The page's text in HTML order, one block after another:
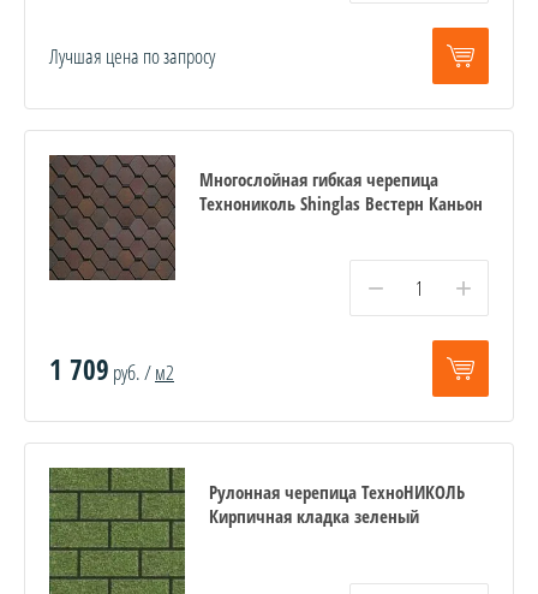
Лучшая цена по запросу
Многослойная гибкая черепица
Технониколь Shinglas Вестерн Каньон
− +
1 709 руб. /м2
Рулонная черепица ТехноНИКОЛЬ
Кирпичная кладка зеленый